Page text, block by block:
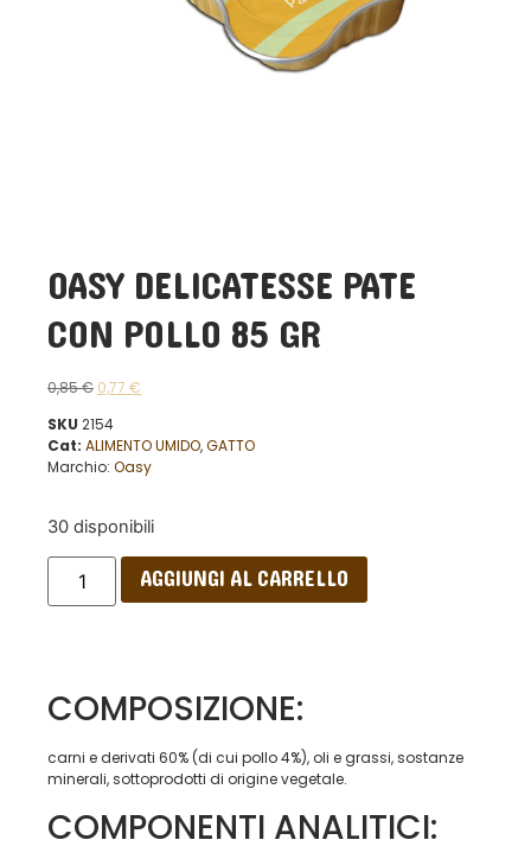
OASY DELICATESSE PATE
CON POLLO 85 GR
0,85€ 0,77 €
SKU 2154
Cat: ALIMENTO UMIDO,GATTO
Marchio: Oasy
30 disponibili
AGGIUNGI AL CARRELLO
COMPOSIZIONE:
carni e derivati 60% (di cui pollo 4%), oli e grassi, sostanze
minerali, sottoprodotti di origine vegetale.
COMPONENTI ANALITICI: